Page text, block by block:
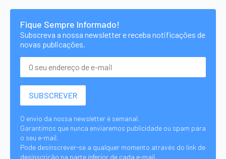
Fique Sempre Informado!
Subscreva a nossa newsletter e receba notificações de
novas publicações.
O envio da nossa newsletter é semanal.
Garantimos que nunca enviaremos publicidade ou spam para
o seu e-mail.
Pode desinscrever-se a qualquer momento através do link de
desinscrição na parte inferior de cada e-mail.